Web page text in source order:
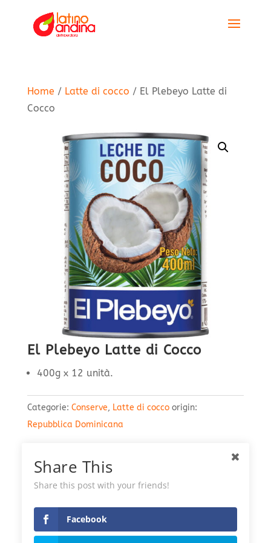
Home / Latte di cocco / El Plebeyo Latte di
Cocco
El Plebeyo Latte di Cocco
400g x 12 unità.
Categorie: Conserve, Latte di cocco origin:
Repubblica Dominicana
Share This
Share this post with your friends!
Facebook